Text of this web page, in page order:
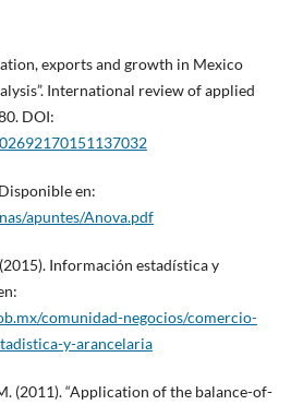
exports and growth in Mexico
International review of applied
DOI:
en:
apuntes/Anova.pdf
Información estadística y
comunidad-negocios/comercio-
y-arancelaria
(2011). “Application of the balance-of-